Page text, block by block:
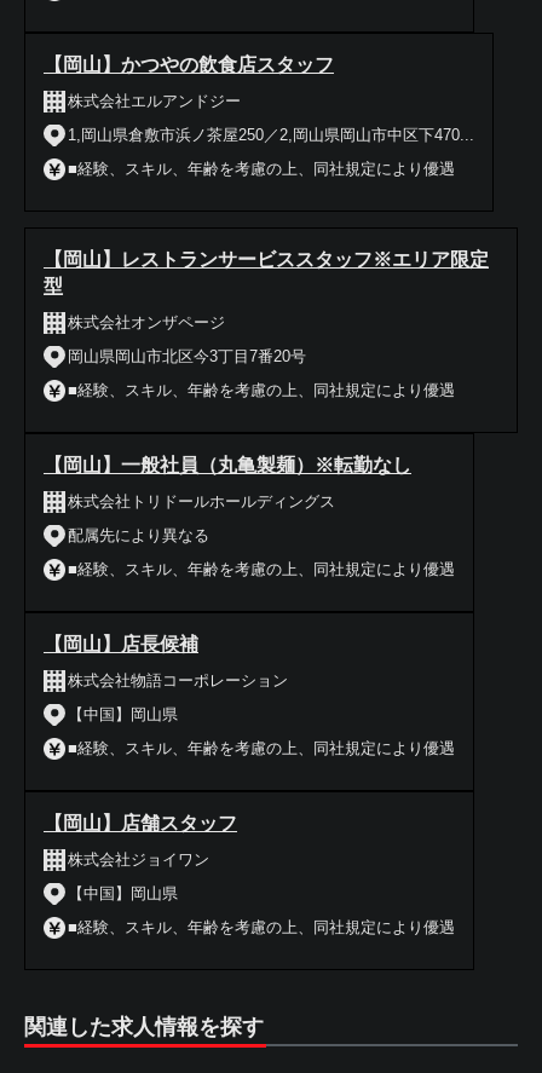
【岡山】かつやの飲食店スタッフ
株式会社エルアンドジー
1,岡山県倉敷市浜ノ茶屋250／2,岡山県岡山市中区下470...
■経験、スキル、年齢を考慮の上、同社規定により優遇
【岡山】レストランサービススタッフ※エリア限定
型
株式会社オンザページ
岡山県岡山市北区今3丁目7番20号
■経験、スキル、年齢を考慮の上、同社規定により優遇
【岡山】一般社員（丸亀製麺）※転勤なし
株式会社トリドールホールディングス
配属先により異なる
■経験、スキル、年齢を考慮の上、同社規定により優遇
【岡山】店長候補
株式会社物語コーポレーション
【中国】岡山県
■経験、スキル、年齢を考慮の上、同社規定により優遇
【岡山】店舗スタッフ
株式会社ジョイワン
【中国】岡山県
■経験、スキル、年齢を考慮の上、同社規定により優遇
関連した求人情報を探す